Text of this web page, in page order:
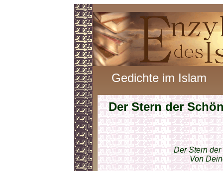
Gedichte im Islam
Der Stern der
Der Stern
Von